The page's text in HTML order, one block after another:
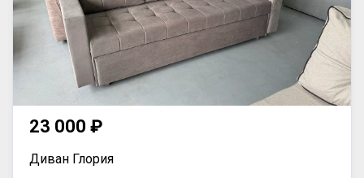
23 000 ₽
Диван Глория